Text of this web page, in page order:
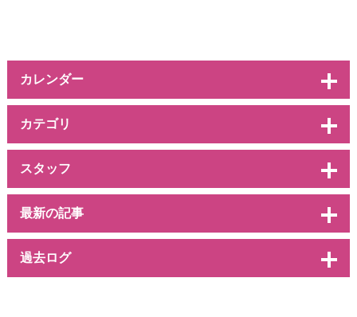
カレンダー
カテゴリ
スタッフ
最新の記事
過去ログ